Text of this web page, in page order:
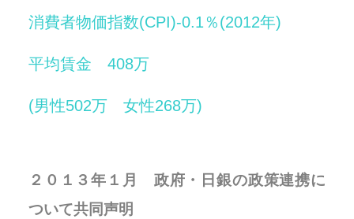
消費者物価指数(CPI)-0.1％(2012年)
平均賃金 408万
(男性502万 女性268万)
２０１３年１月 政府・日銀の政策連携に
ついて共同声明